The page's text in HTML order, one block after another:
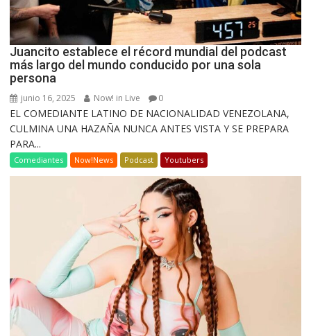
Juancito establece el récord mundial del podcast
más largo del mundo conducido por una sola
persona
junio 16, 2025 Now! in Live 0
EL COMEDIANTE LATINO DE NACIONALIDAD VENEZOLANA,
CULMINA UNA HAZAÑA NUNCA ANTES VISTA Y SE PREPARA
PARA...
Comediantes Now!News Podcast Youtubers